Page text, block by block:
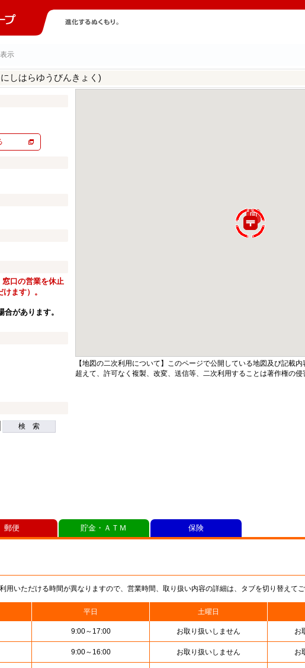
示
しはらゆうびんきょく)
口の営業を休止
ます）。
があります。
検 索
【地図の二次利用について】このページで公開している地図及び記載
超えて、許可なく複製、改変、送信等、二次利用することは著作権の侵
用いただける時間が異なりますので、営業時間、取り扱い内容の詳細は、タブを切り替えてご
平日 土曜日
9:00～17:00 お取り扱いしません お
9:00～16:00 お取り扱いしません お
郵便 貯金・ＡＴＭ 保険